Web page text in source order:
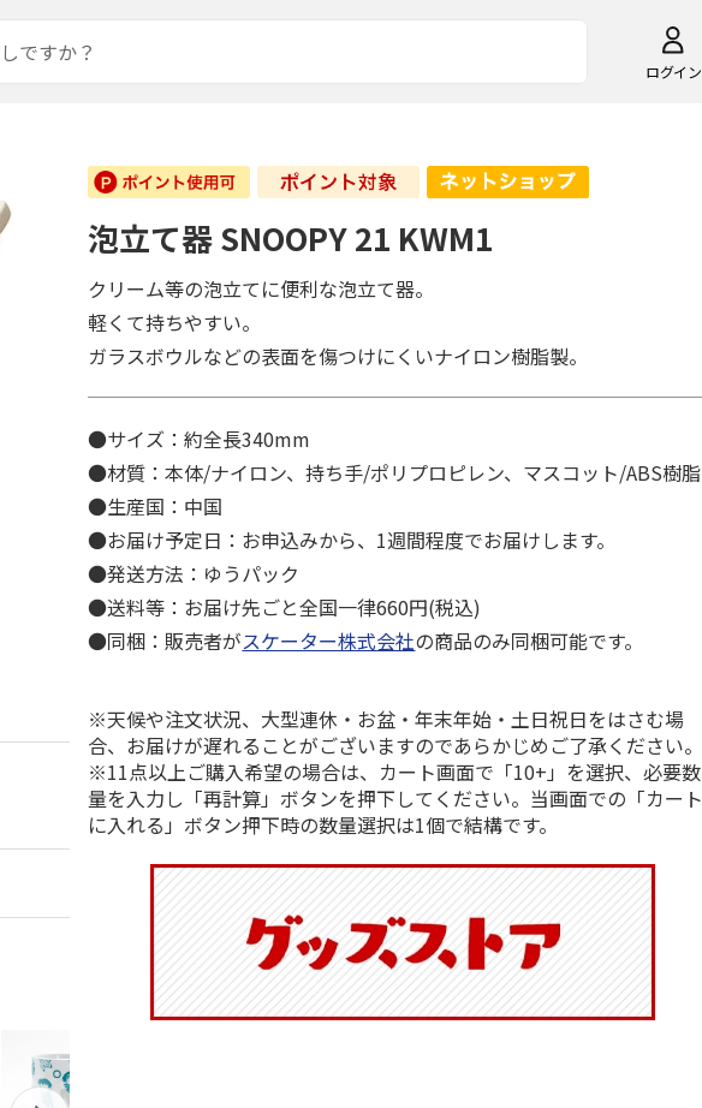
ログイン
泡立て器 SNOOPY 21 KWM1
クリーム等の泡立てに便利な泡立て器。
軽くて持ちやすい。
ガラスボウルなどの表面を傷つけにくいナイロン樹脂製。
●サイズ：約全長340mm
●材質：本体/ナイロン、持ち手/ポリプロピレン、マスコット/ABS樹脂
●生産国：中国
●お届け予定日：お申込みから、1週間程度でお届けします。
●発送方法：ゆうパック
●送料等：お届け先ごと全国一律660円(税込)
●同梱：販売者がスケーター株式会社の商品のみ同梱可能です。
※天候や注文状況、大型連休・お盆・年末年始・土日祝日をはさむ場
合、お届けが遅れることがございますのであらかじめご了承ください。
※11点以上ご購入希望の場合は、カート画面で「10+」を選択、必要数
量を入力し「再計算」ボタンを押下してください。当画面での「カート
に入れる」ボタン押下時の数量選択は1個で結構です。